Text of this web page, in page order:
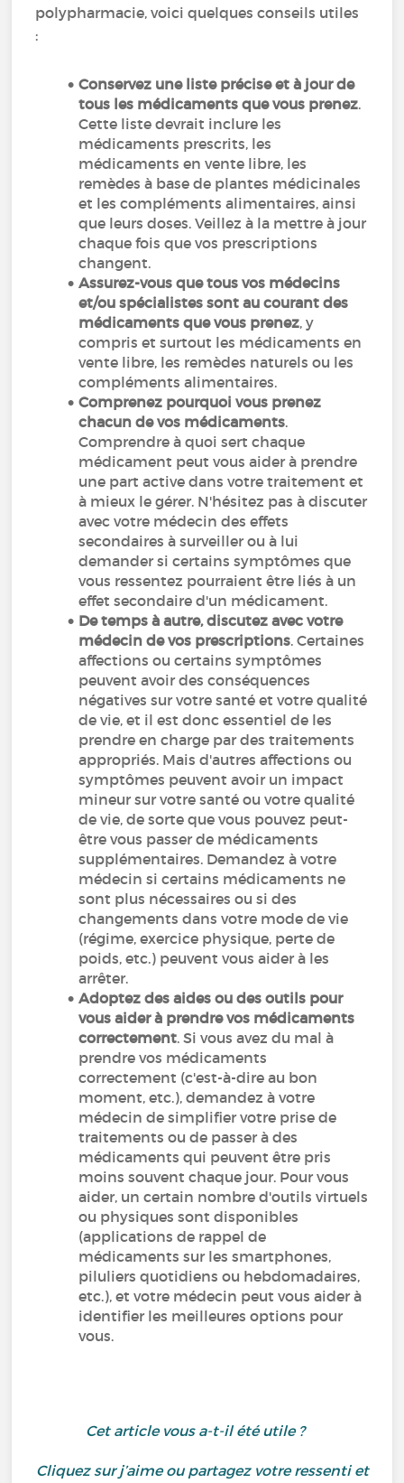
polypharmacie, voici quelques conseils utiles
:
Conservez une liste précise et à jour de
tous les médicaments que vous prenez.
Cette liste devrait inclure les
médicaments prescrits, les
médicaments en vente libre, les
remèdes à base de plantes médicinales
et les compléments alimentaires, ainsi
que leurs doses. Veillez à la mettre à jour
chaque fois que vos prescriptions
changent.
Assurez-vous que tous vos médecins
et/ou spécialistes sont au courant des
médicaments que vous prenez, y
compris et surtout les médicaments en
vente libre, les remèdes naturels ou les
compléments alimentaires.
Comprenez pourquoi vous prenez
chacun de vos médicaments.
Comprendre à quoi sert chaque
médicament peut vous aider à prendre
une part active dans votre traitement et
à mieux le gérer. N'hésitez pas à discuter
avec votre médecin des effets
secondaires à surveiller ou à lui
demander si certains symptômes que
vous ressentez pourraient être liés à un
effet secondaire d'un médicament.
De temps à autre, discutez avec votre
médecin de vos prescriptions. Certaines
affections ou certains symptômes
peuvent avoir des conséquences
négatives sur votre santé et votre qualité
de vie, et il est donc essentiel de les
prendre en charge par des traitements
appropriés. Mais d'autres affections ou
symptômes peuvent avoir un impact
mineur sur votre santé ou votre qualité
de vie, de sorte que vous pouvez peut-
être vous passer de médicaments
supplémentaires. Demandez à votre
médecin si certains médicaments ne
sont plus nécessaires ou si des
changements dans votre mode de vie
(régime, exercice physique, perte de
poids, etc.) peuvent vous aider à les
arrêter.
Adoptez des aides ou des outils pour
vous aider à prendre vos médicaments
correctement. Si vous avez du mal à
prendre vos médicaments
correctement (c'est-à-dire au bon
moment, etc.), demandez à votre
médecin de simplifier votre prise de
traitements ou de passer à des
médicaments qui peuvent être pris
moins souvent chaque jour. Pour vous
aider, un certain nombre d'outils virtuels
ou physiques sont disponibles
(applications de rappel de
médicaments sur les smartphones,
piluliers quotidiens ou hebdomadaires,
etc.), et votre médecin peut vous aider à
identifier les meilleures options pour
vous.
Cet article vous a-t-il été utile ?
Cliquez sur j’aime ou partagez votre ressenti et